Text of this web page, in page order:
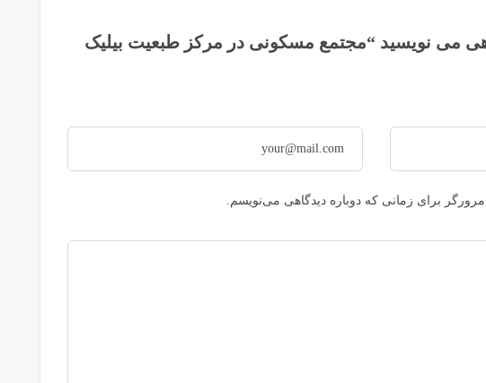
می نویسید “مجتمع مسکونی در مرکز طبعیت بیلیک
برای زمانی که دوباره دیدگاهی می‌نویسم.